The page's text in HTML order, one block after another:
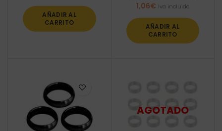
AÑADIR AL
CARRITO
1,06€ Iva incluido
AÑADIR AL
CARRITO